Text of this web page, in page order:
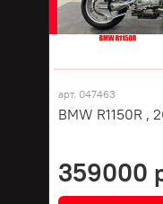
арт. 047463
BMW R1150R ,
359000